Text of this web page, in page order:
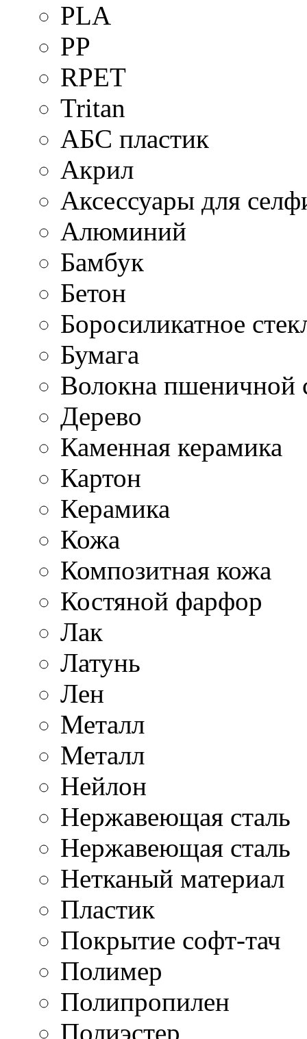
PLA
PP
RPET
Tritan
АБС пластик
Акрил
Аксессуары для
Алюминий
Бамбук
Бетон
Боросиликатное
Бумага
Волокна пшеничной
Дерево
Каменная керамика
Картон
Керамика
Кожа
Композитная кожа
Костяной фарфор
Лак
Латунь
Лен
Металл
Металл
Нейлон
Нержавеющая cталь
Нержавеющая сталь
Нетканый материал
Пластик
Покрытие софт-тач
Полимер
Полипропилен
Полиэстер